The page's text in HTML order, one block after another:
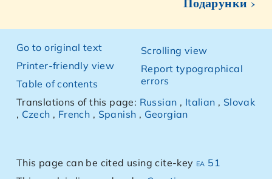
Go to original text
Printer-friendly view
Table of contents
Scrolling view
Report typographical
errors
Translations of this page: Russian , Italian , Slovak
, Czech , French , Spanish , Georgian
This page can be cited using cite-key ea 51